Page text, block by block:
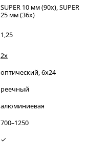
SUPER 10 мм (90x), SUPER
25 мм (36x)
1,25
2х
оптический, 6x24
реечный
алюминиевая
700–1250
✓